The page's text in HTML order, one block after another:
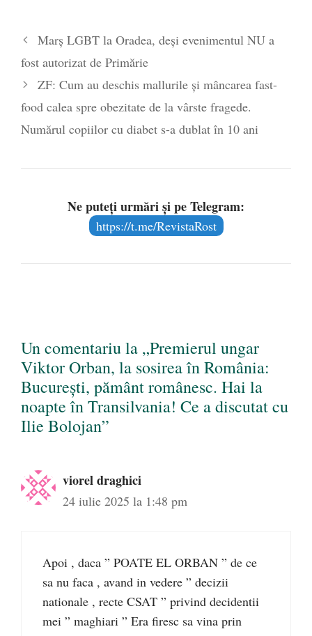
Marș LGBT la Oradea, deși evenimentul NU a
fost autorizat de Primărie
ZF: Cum au deschis mallurile şi mâncarea fast-
food calea spre obezitate de la vârste fragede.
Numărul copiilor cu diabet s-a dublat în 10 ani
Ne puteți urmări și pe Telegram:
https://t.me/RevistaRost
Un comentariu la „Premierul ungar
Viktor Orban, la sosirea în România:
București, pământ românesc. Hai la
noapte în Transilvania! Ce a discutat cu
Ilie Bolojan”
viorel draghici
24 iulie 2025 la 1:48 pm
Apoi , daca ” POATE EL ORBAN ” de ce
sa nu faca , avand in vedere ” decizii
nationale , recte CSAT ” privind decidentii
mei ” maghiari ” Era firesc sa vina prin